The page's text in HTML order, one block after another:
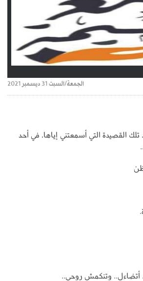
الجمعة/السبت 31 ديسمبر 2021
تلك القصيدة التي أسمعتني إياها، في أحد
أتضاءل.. وتنكمش روحي..